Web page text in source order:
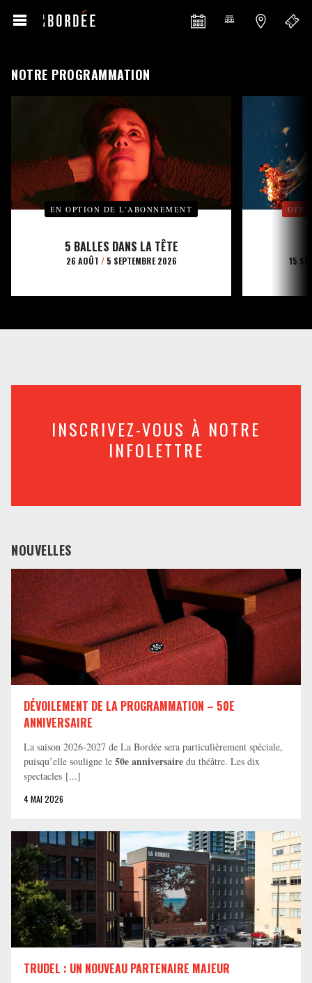
NOTRE PROGRAMMATION
EN OPTION DE L’ABONNEMENT
5 BALLES DANS LA TÊTE
26 AOÛT /5 SEPTEMBRE 2026 15
INSCRIVEZ-VOUS À NOTRE
INFOLETTRE
NOUVELLES
DÉVOILEMENT DE LA PROGRAMMATION – 50E
ANNIVERSAIRE
La saison 2026-2027 de La Bordée sera particulièrement spéciale,
puisqu’elle souligne le 50e anniversaire du théâtre. Les dix
spectacles [...]
4 MAI 2026
TRUDEL : UN NOUVEAU PARTENAIRE MAJEUR